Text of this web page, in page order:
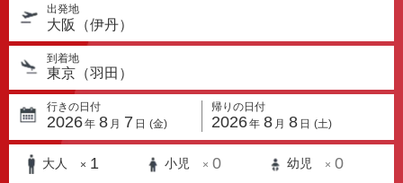
出発地
大阪（伊丹）
到着地
東京（羽田）
行きの日付
2026年 8 月 7 日 (金)
帰りの日付
2026年 8 月 8 日 (土)
大人 × 1 小児 × 0 幼児 × 0